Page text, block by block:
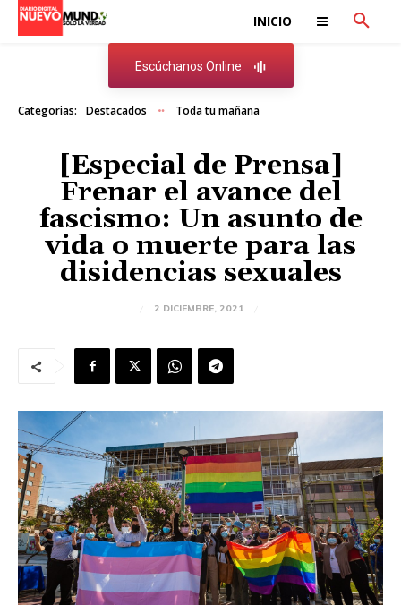
INICIO
Escúchanos Online
Categorias: Destacados Toda tu mañana
[Especial de Prensa]
Frenar el avance del
fascismo: Un asunto de
vida o muerte para las
disidencias sexuales
2 DICIEMBRE, 2021